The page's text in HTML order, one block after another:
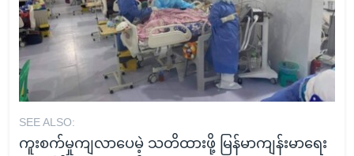
SEE ALSO:
ကူးစက်မှုကျလာပေမဲ့ သတိထားဖို့ မြန်မာကျန်းမာရေး